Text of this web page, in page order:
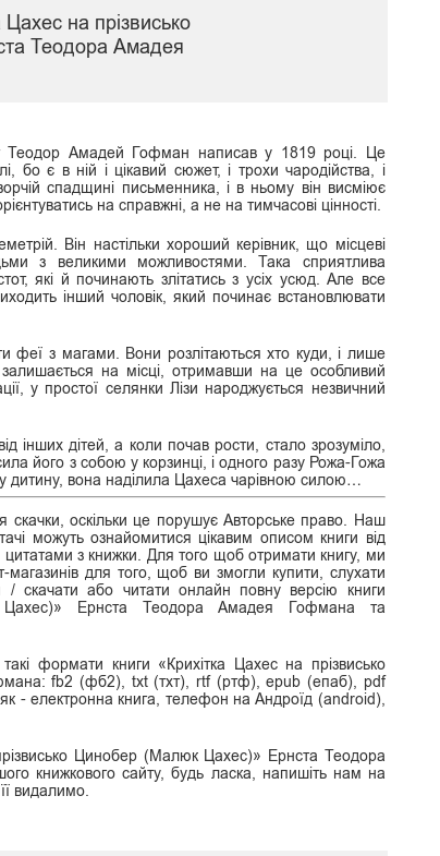
Цахес на прізвисько
Теодора Амадея
Теодор Амадей Гофман написав у 1819 році. Це
бо є в ній і цікавий сюжет, і трохи чародійства, і
спадщині письменника, і в ньому він висміює
на справжні, а не на тимчасові цінності.
Він настільки хороший керівник, що місцеві
з великими можливостями. Така сприятлива
які й починають злітатись з усіх усюд. Але все
інший чоловік, який починає встановлювати
феї з магами. Вони розлітаються хто куди, і лише
на місці, отримавши на це особливий
у простої селянки Лізи народжується незвичний
інших дітей, а коли почав рости, стало зрозуміло,
його з собою у корзинці, і одного разу Рожа-Гожа
вона наділила Цахеса чарівною силою…
оскільки це порушує Авторське право. Наш
можуть ознайомитися цікавим описом книги від
цитатами з книжки. Для того щоб отримати книгу, ми
для того, щоб ви змогли купити, слухати
/ скачати або читати онлайн повну версію книги
Цахес)» Ернста Теодора Амадея Гофмана та
формати книги «Крихітка Цахес на прізвисько
fb2 (фб2), txt (тхт), rtf (ртф), epub (епаб), pdf
- електронна книга, телефон на Андроїд (android),
Цинобер (Малюк Цахес)» Ернста Теодора
книжкового сайту, будь ласка, напишіть нам на
видалимо.